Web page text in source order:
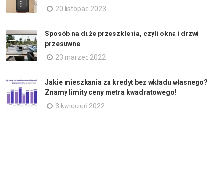
20 listopad 2023
Sposób na duże przeszklenia, czyli okna i drzwi
przesuwne
23 marzec 2022
Jakie mieszkania za kredyt bez wkładu własnego?
Znamy limity ceny metra kwadratowego!
3 kwiecień 2022